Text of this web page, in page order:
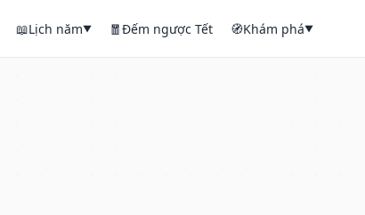
📖Lịch năm▼ 🧧Đếm ngược Tết 🧭Khám phá▼